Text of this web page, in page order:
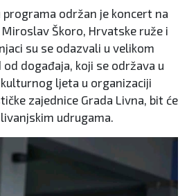
programa održan je koncert na
Škoro, Hrvatske ruže i
su se odazvali u velikom
događaja, koji se održava u
ljeta u organizaciji
zajednice Grada Livna, bit će
udrugama.